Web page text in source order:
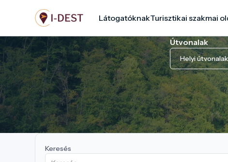
tartalomra
LátogatóknakTurisztikai szakmai
Útvonalak
Helyi útvonalak
Keresés